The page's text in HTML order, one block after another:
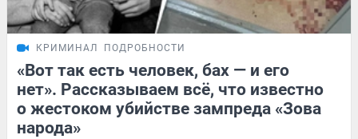
КРИМИНАЛ ПОДРОБНОСТИ
«Вот так есть человек, бах — и его
нет». Рассказываем всё, что известно
о жестоком убийстве зампреда «Зова
народа»